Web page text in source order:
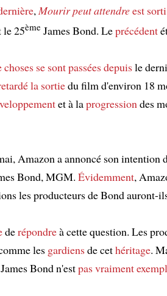
, Mourir peut attendreest sorti
le 25ème James Bond. Leprécédent
se sont passéesdepuisle
la sortiedu film d'environ 18
et à laprogression des
Amazon a annoncé son intention
Bond, MGM. Évidemment,
les producteurs de Bond auront-
derépondreà cette question. Les
les gardiensde cethéritage.
Bond n'estpas vraiment